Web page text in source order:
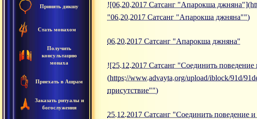
Принять дикшу
Стать монахом
Получить
консультацию
монаха
Приехать в Ашрам
Заказать ритуалы и
богослужения
![06.20.2017 Сатсанг "Апарокша
"06.20.2017 Сатсанг "Апарокша джняна"")
06.20.2017 Сатсанг "Апарокша джняна"
![25.12.2017 Сатсанг "Соединить поведение
(https://www.advayta.org/upload/iblock/91d/
присутствие"")
25.12.2017 Сатсанг "Соединить поведение